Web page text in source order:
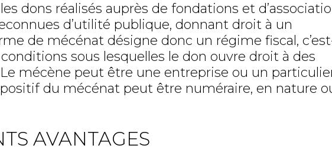
dons réalisés auprès de fondations et
d’utilité publique, donnant droit à un
de mécénat désigne donc un régime fiscal,
sous lesquelles le don ouvre droit à des
mécène peut être une entreprise ou un
du mécénat peut être numéraire, en nature
AVANTAGES